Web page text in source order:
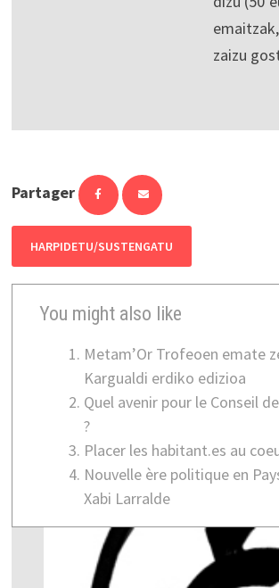
zaizu
Partager
HARPIDETU/SUSTENGATU
You might also like
Metam’Or Trofeoen emate
Kargualdi erdiko edizioa
Quel avenir pour le Conseil
?
Placer les habitant.es au
Nouvelle ère politique en
Xabi Larralde